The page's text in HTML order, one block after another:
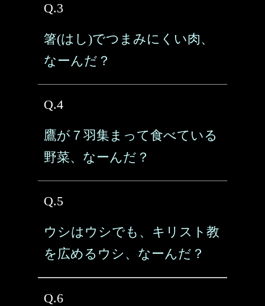
Q.3
箸(はし)でつまみにくい肉、
なーんだ？
Q.4
鷹が７羽集まって食べている
野菜、なーんだ？
Q.5
ウシはウシでも、キリスト教
を広めるウシ、なーんだ？
Q.6